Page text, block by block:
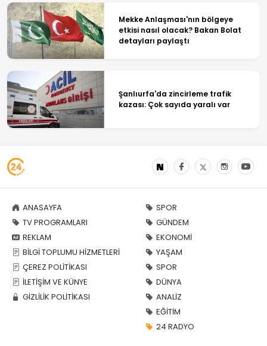
Mekke Anlaşması'nın bölgeye
etkisi nasıl olacak? Bakan Bolat
detayları paylaştı
Şanlıurfa'da zincirleme trafik
kazası: Çok sayıda yaralı var
ANASAYFA
TV PROGRAMLARI
REKLAM
BİLGİ TOPLUMU HİZMETLERİ
ÇEREZ POLİTİKASI
İLETİŞİM VE KÜNYE
GİZLİLİK POLİTİKASI
SPOR
GÜNDEM
EKONOMİ
YAŞAM
SPOR
DÜNYA
ANALİZ
EĞİTİM
24 RADYO